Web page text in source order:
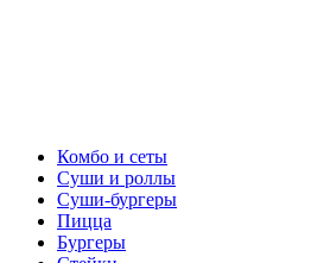
Комбо и сеты
Суши и роллы
Суши-бургеры
Пицца
Бургеры